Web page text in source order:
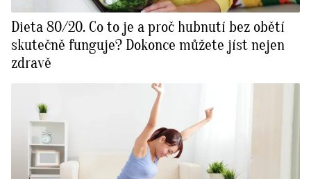
Dieta 80/20. Co to je a proč hubnutí bez obětí
skutečně funguje? Dokonce můžete jíst nejen
zdravě